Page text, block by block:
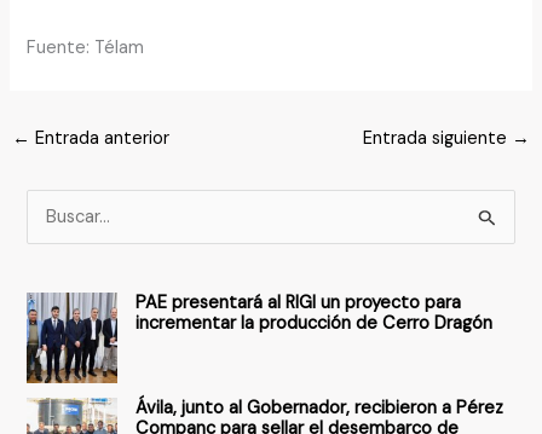
Fuente: Télam
← Entrada anterior Entrada siguiente →
u
c
a
r
PAE presentará al RIGI un proyecto para
incrementar la producción de Cerro Dragón
Ávila, junto al Gobernador, recibieron a Pérez
Companc para sellar el desembarco de